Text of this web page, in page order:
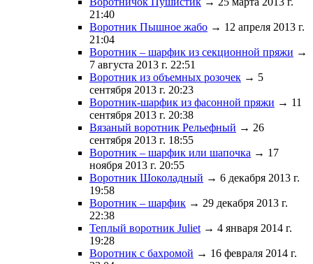
21:40
Воротник Пышное жабо → 12 апреля 2013 г.
21:04
Воротник – шарфик из секционной пряжи →
7 августа 2013 г. 22:51
Воротник из объемных розочек → 5
сентября 2013 г. 20:23
Воротник-шарфик из фасонной пряжи → 11
сентября 2013 г. 20:38
Вязаный воротник Рельефный → 26
сентября 2013 г. 18:55
Воротник – шарфик или шапочка → 17
ноября 2013 г. 20:55
Воротник Шоколадный → 6 декабря 2013 г.
19:58
Воротник – шарфик → 29 декабря 2013 г.
22:38
Теплый воротник Juliet → 4 января 2014 г.
19:28
Воротник с бахромой → 16 февраля 2014 г.